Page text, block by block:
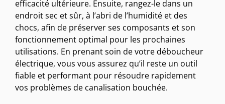
efficacité ultérieure. Ensuite, rangez-le dans un
endroit sec et sûr, à l’abri de l’humidité et des
chocs, afin de préserver ses composants et son
fonctionnement optimal pour les prochaines
utilisations. En prenant soin de votre déboucheur
électrique, vous vous assurez qu’il reste un outil
fiable et performant pour résoudre rapidement
vos problèmes de canalisation bouchée.